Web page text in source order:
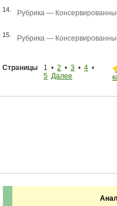
14. Рубрика —
15. Рубрика —
Страницы 1 • 2 • 3 • 4 •
5 Далее